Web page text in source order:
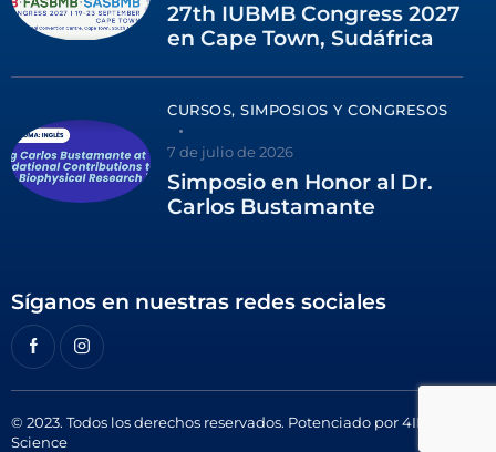
27th IUBMB Congress 2027
en Cape Town, Sudáfrica
CURSOS, SIMPOSIOS Y CONGRESOS
7 de julio de 2026
Simposio en Honor al Dr.
Carlos Bustamante
Síganos en nuestras redes sociales
© 2023. Todos los derechos reservados. Potenciado por4ID
Science